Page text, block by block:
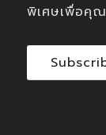
พิเศษเพื่อคุณ